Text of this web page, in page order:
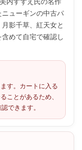
ューギンの中古パ
影千草、紅天女と
めて自宅で確認し
す。カートに入る
ことがあるため、
できます。